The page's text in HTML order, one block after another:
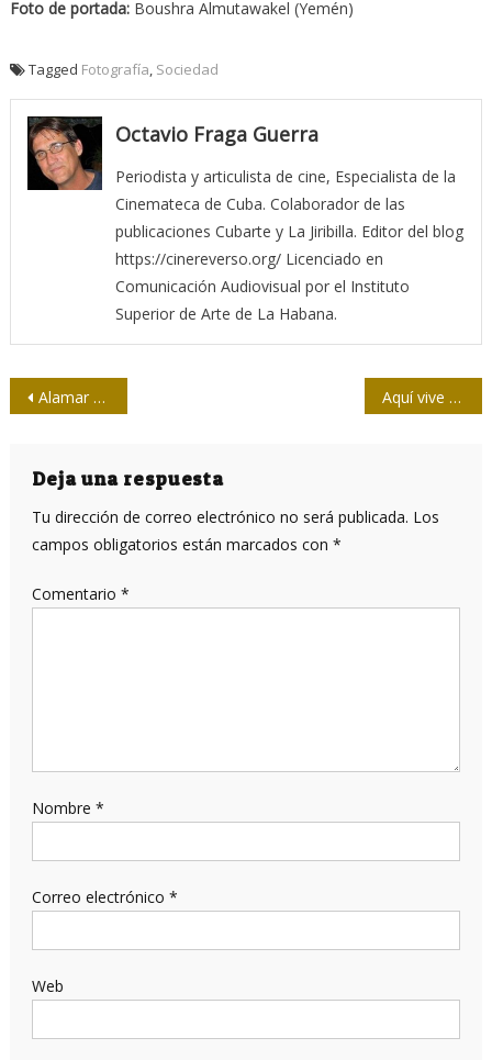
Foto de portada:Boushra Almutawakel (Yemén)
Tagged Fotografía, Sociedad
Octavio Fraga Guerra
Periodista y articulista de cine, Especialista de la
Cinemateca de Cuba. Colaborador de las
publicaciones Cubarte y La Jiribilla. Editor del blog
https://cinereverso.org/ Licenciado en
Comunicación Audiovisual por el Instituto
Superior de Arte de La Habana.
Navegación
entradas
Alamar chileno Aquí vive Mafalda
Deja una respuesta
Tu dirección de correo electrónico no será publicada. Los
campos obligatorios están marcados con *
Comentario *
Nombre *
Correo electrónico *
Web